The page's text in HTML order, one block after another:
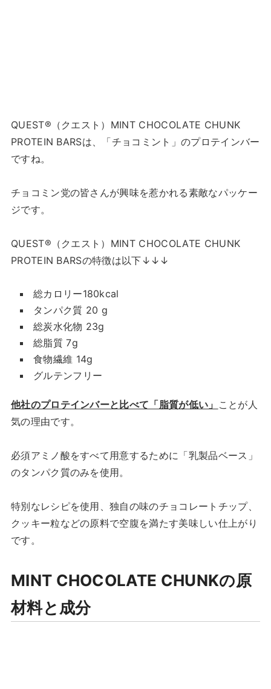
QUEST®（クエスト）MINT CHOCOLATE CHUNK
PROTEIN BARSは、「チョコミント」のプロテインバー
ですね。
チョコミン党の皆さんが興味を惹かれる素敵なパッケー
ジです。
QUEST®（クエスト）MINT CHOCOLATE CHUNK
PROTEIN BARSの特徴は以下↓↓↓
総カロリー180kcal
タンパク質 20 g
総炭水化物 23g
総脂質 7g
食物繊維 14g
グルテンフリー
他社のプロテインバーと比べて「脂質が低い」 ことが人
気の理由です。
必須アミノ酸をすべて用意するために「乳製品ベース」
のタンパク質のみを使用。
特別なレシピを使用、独自の味のチョコレートチップ、
クッキー粒などの原料で空腹を満たす美味しい仕上がり
です。
MINT CHOCOLATE CHUNKの原
材料と成分